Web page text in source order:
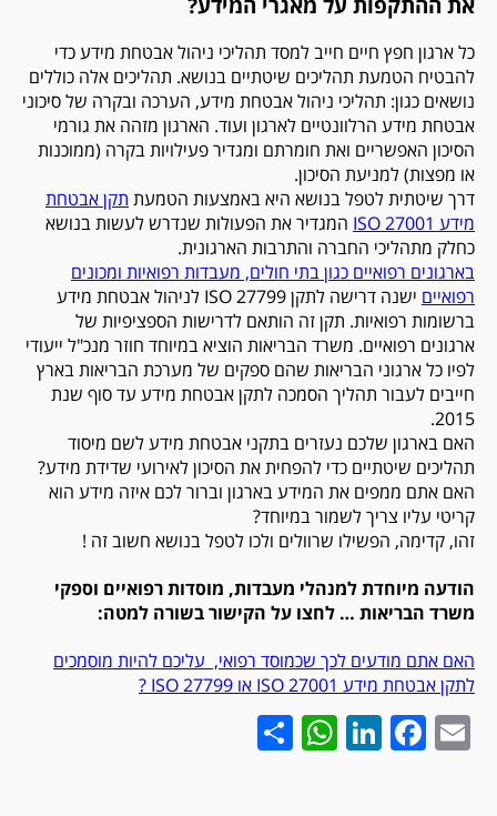
כל ארגון חפץ חיים חייב למסד תהליכי ניהול אבטחת מידע כדי
להבטיח הטמעת תהליכים שיטתיים בנושא. תהליכים אלה כוללים
נושאים כגון: תהליכי ניהול אבטחת מידע, הערכה ובקרה של סיכוני
אבטחת מידע הרלוונטיים לארגון ועוד. הארגון מזהה את גורמי
הסיכון האפשריים ואת חומרתם ומגדיר פעילויות בקרה (ממוכנות
או מפצות) למניעת הסיכון.
דרך שיטתית לטפל בנושא היא באמצעות הטמעת תקן אבטחת
מידע 27001
ISO המגדיר את הפעולות שנדרש לעשות בנושא
כחלק מתהליכי החברה והתרבות הארגונית.
בארגונים רפואיים כגון בתי חולים, מעבדות רפואיות ומכונים
רפואיים ישנה דרישה לתקן 27799 ISO לניהול אבטחת מידע
ברשומות רפואיות. תקן זה הותאם לדרישות הספציפיות של
ארגונים רפואיים. משרד הבריאות הוציא במיוחד חוזר מנכ"ל ייעודי
לפיו כל ארגוני הבריאות שהם ספקים של מערכת הבריאות בארץ
חייבים לעבור תהליך הסמכה לתקן אבטחת מידע עד סוף שנת
2015.
האם בארגון שלכם נעזרים בתקני אבטחת מידע לשם מיסוד
תהליכים שיטתיים כדי להפחית את הסיכון לאירועי שדידת מידע?
האם אתם ממפים את המידע בארגון וברור לכם איזה מידע הוא
קריטי עליו צריך לשמור במיוחד?
זהו, קדימה, הפשילו שרוולים ולכו לטפל בנושא חשוב זה !
הודעה מיוחדת למנהלי מעבדות, מוסדות רפואיים וספקי
משרד הבריאות … לחצו על הקישור בשורה למטה:
האם אתם מודעים לכך שכמוסד רפואי, עליכם להיות מוסמכים
לתקן אבטחת מידע 27001 ISO או 27799 ISO ?
Email
Facebook
LinkedIn
WhatsApp